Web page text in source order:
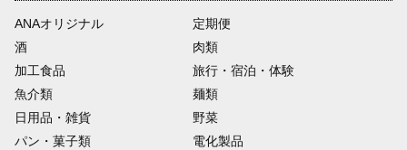
ANAオリジナル
定期便
酒
肉類
加工食品
旅行・宿泊・体験
魚介類
麺類
日用品・雑貨
野菜
パン・菓子類
電化製品